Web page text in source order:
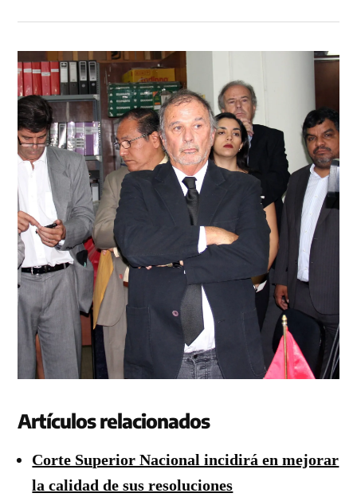
Artículos relacionados
Corte Superior Nacional incidirá en mejorar
la calidad de sus resoluciones